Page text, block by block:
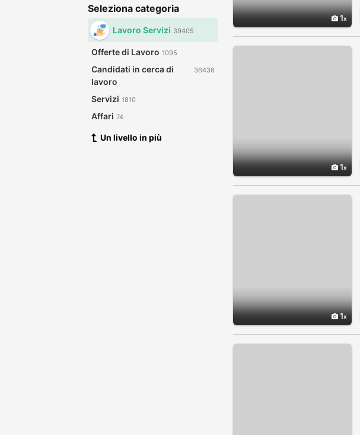
Seleziona categoria
Lavoro Servizi 39405
Offerte di Lavoro 1095
Candidati in cerca di
lavoro
36438
Servizi 1810
Affari 74
Un livello in più
1
1
1